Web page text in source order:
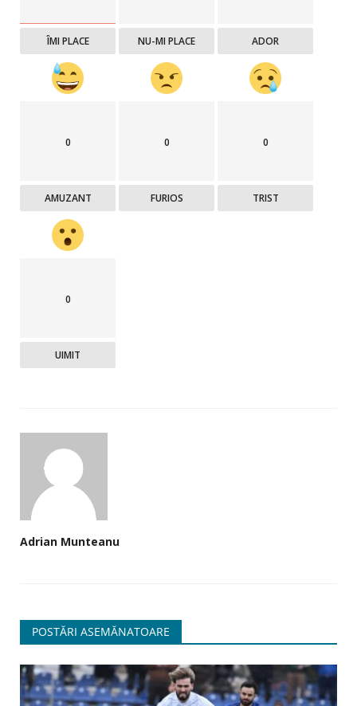
ÎMI PLACE NU-MI PLACE ADOR
0
AMUZANT
0
FURIOS
0
TRIST
0
UIMIT
Adrian Munteanu
POSTĂRI ASEMĂNATOARE